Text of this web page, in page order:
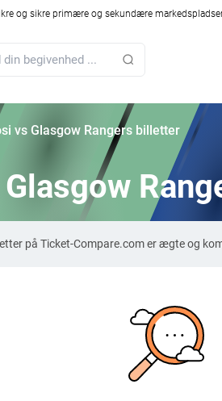
og sikre primære og sekundære
vs Glasgow Rangers billetter
på Ticket-Compare.com er ægte og